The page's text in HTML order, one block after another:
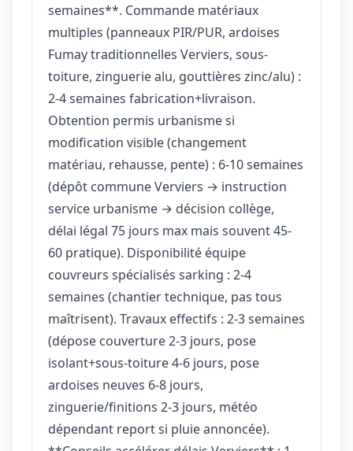
semaines**. Commande matériaux
multiples (panneaux PIR/PUR, ardoises
Fumay traditionnelles Verviers, sous-
toiture, zinguerie alu, gouttières zinc/alu) :
2-4 semaines fabrication+livraison.
Obtention permis urbanisme si
modification visible (changement
matériau, rehausse, pente) : 6-10 semaines
(dépôt commune Verviers → instruction
service urbanisme → décision collège,
délai légal 75 jours max mais souvent 45-
60 pratique). Disponibilité équipe
couvreurs spécialisés sarking : 2-4
semaines (chantier technique, pas tous
maîtrisent). Travaux effectifs : 2-3 semaines
(dépose couverture 2-3 jours, pose
isolant+sous-toiture 4-6 jours, pose
ardoises neuves 6-8 jours,
zinguerie/finitions 2-3 jours, météo
dépendant report si pluie annoncée).